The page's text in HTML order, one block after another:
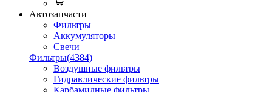
Автозапчасти
Фильтры
Аккумуляторы
Свечи
Фильтры(4384)
Воздушные фильтры
Гидравлические фильтры
Карбамидные фильтры